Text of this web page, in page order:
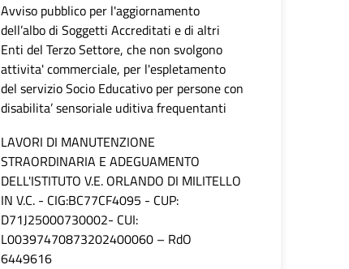
Avviso pubblico per l'aggiornamento
dell’albo di Soggetti Accreditati e di altri
Enti del Terzo Settore, che non svolgono
attivita' commerciale, per l'espletamento
del servizio Socio Educativo per persone con
disabilita’ sensoriale uditiva frequentanti
LAVORI DI MANUTENZIONE
STRAORDINARIA E ADEGUAMENTO
DELL'ISTITUTO V.E. ORLANDO DI MILITELLO
IN V.C. - CIG:BC77CF4095 - CUP:
D71J25000730002- CUI:
L00397470873202400060 – RdO
6449616